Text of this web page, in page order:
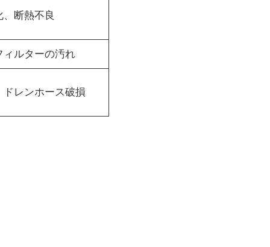
断熱不良
ルターの汚れ
レンホース破損